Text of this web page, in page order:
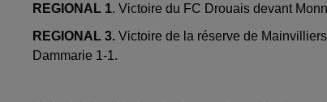
REGIONAL 1. Victoire du FC Drouais devant
REGIONAL 3. Victoire de la réserve de
Dammarie 1-1.